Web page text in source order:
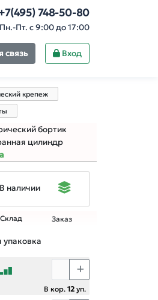
748-50-80
Пн.-Пт. с 9:00 до 17:00
связь Вход
крепеж
бортик
цилиндр
В наличии
Склад Заказ
упаковка
В кор. 12 уп.